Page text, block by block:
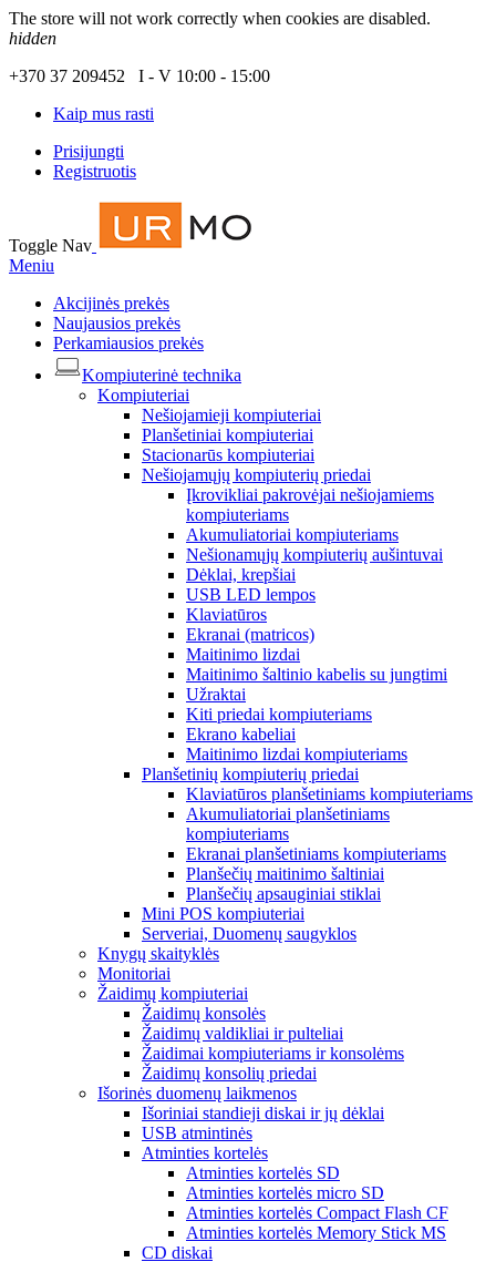
The store will not work correctly when cookies are disabled.
hidden
+370 37 209452 I - V 10:00 - 15:00
Kaip mus rasti
Prisijungti
Registruotis
Toggle Nav
Meniu
Akcijinės prekės
Naujausios prekės
Perkamiausios prekės
Kompiuterinė technika
Kompiuteriai
Nešiojamieji kompiuteriai
Planšetiniai kompiuteriai
Stacionarūs kompiuteriai
Nešiojamųjų kompiuterių priedai
Įkrovikliai pakrovėjai nešiojamiems
kompiuteriams
Akumuliatoriai kompiuteriams
Nešionamųjų kompiuterių aušintuvai
Dėklai, krepšiai
USB LED lempos
Klaviatūros
Ekranai (matricos)
Maitinimo lizdai
Maitinimo šaltinio kabelis su jungtimi
Užraktai
Kiti priedai kompiuteriams
Ekrano kabeliai
Maitinimo lizdai kompiuteriams
Planšetinių kompiuterių priedai
Klaviatūros planšetiniams kompiuteriams
Akumuliatoriai planšetiniams
kompiuteriams
Ekranai planšetiniams kompiuteriams
Planšečių maitinimo šaltiniai
Planšečių apsauginiai stiklai
Mini POS kompiuteriai
Serveriai, Duomenų saugyklos
Knygų skaityklės
Monitoriai
Žaidimų kompiuteriai
Žaidimų konsolės
Žaidimų valdikliai ir pulteliai
Žaidimai kompiuteriams ir konsolėms
Žaidimų konsolių priedai
Išorinės duomenų laikmenos
Išoriniai standieji diskai ir jų dėklai
USB atmintinės
Atminties kortelės
Atminties kortelės SD
Atminties kortelės micro SD
Atminties kortelės Compact Flash CF
Atminties kortelės Memory Stick MS
CD diskai